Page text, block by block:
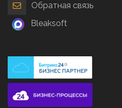
Обратная связь
Bleaksoft